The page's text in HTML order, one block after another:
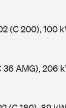
(C 200), 100
AMG), 206